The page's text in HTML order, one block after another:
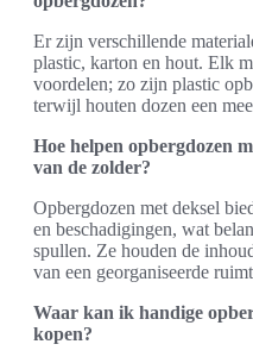
Er zijn verschillende
plastic, karton en hout. Elk
voordelen; zo zijn plastic
terwijl houten dozen een
Hoe helpen opbergdozen
van de zolder?
Opbergdozen met deksel
en beschadigingen, wat
spullen. Ze houden de
van een georganiseerde
Waar kan ik handige
kopen?